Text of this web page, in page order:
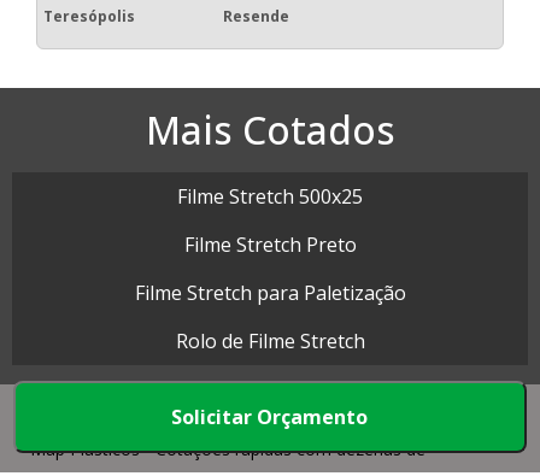
Solicitar Orçamento
Teresópolis
Resende
Mais Cotados
Filme Stretch 500x25
Filme Stretch Preto
Filme Stretch para Paletização
Rolo de Filme Stretch
Map Plásticos - Cotações rápidas com dezenas de